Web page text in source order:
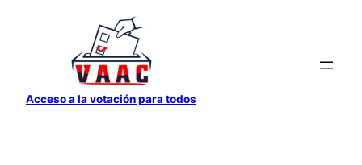
contenido
Acceso a la votación para todos